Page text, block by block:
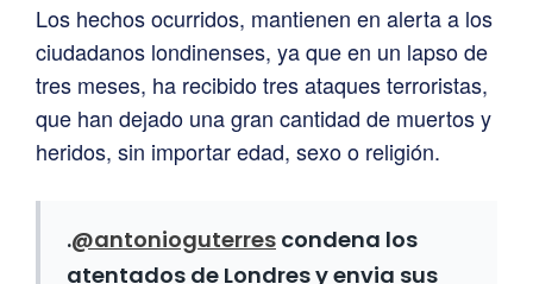
Los hechos ocurridos, mantienen en alerta a los
ciudadanos londinenses, ya que en un lapso de
tres meses, ha recibido tres ataques terroristas,
que han dejado una gran cantidad de muertos y
heridos, sin importar edad, sexo o religión.
.@antonioguterres condena los
atentados de Londres y envia sus